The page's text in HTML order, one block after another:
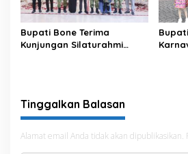
Bupati Bone Terima
Kunjungan Silaturahmi
Tinggalkan Balasan
Alamat email Anda tidak akan dipublikasikan.